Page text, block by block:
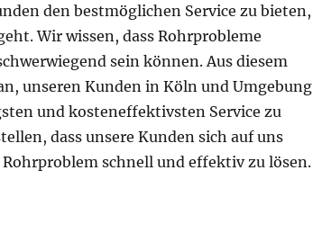
den bestmöglichen Service zu bieten,
Wir wissen, dass Rohrprobleme
sein können. Aus diesem
unseren Kunden in Köln und Umgebung
und kosteneffektivsten Service zu
dass unsere Kunden sich auf uns
schnell und effektiv zu lösen.